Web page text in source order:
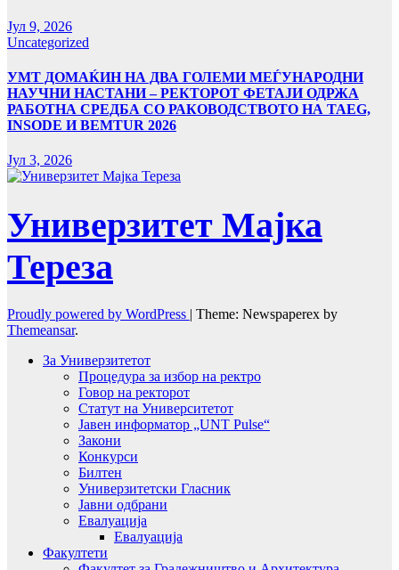
Јул 9, 2026
Uncategorized
УMТ ДОМАЌИН НА ДВА ГОЛЕМИ МЕЃУНАРОДНИ
НАУЧНИ НАСТАНИ – РЕКТОРОТ ФЕТАЈИ ОДРЖА
РАБОТНА СРЕДБА СО РАКОВОДСТВОТО НА TAEG,
INSODE И BEMTUR 2026
Јул 3, 2026
Универзитет Мајка
Тереза
Proudly powered by WordPress | Theme: Newspaperex by
Themeansar.
За Универзитетот
Процедура за избор на ректро
Говор на ректорот
Статут на Университетот
Јавен информатор „UNT Pulse“
Закони
Конкурси
Билтен
Универзитетски Гласник
Јавни одбрани
Евалуација
Евалуација
Факултети